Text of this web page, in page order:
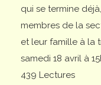
qui se termine
membres de la
et leur famille à la
samedi 18 avril à
439 Lectures